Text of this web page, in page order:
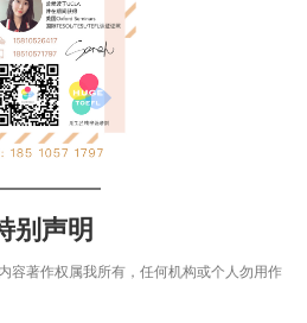
别声明
容著作权属我所有，任何机构或个人勿用作